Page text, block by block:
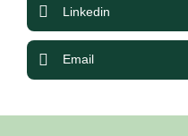
Linkedin
Email